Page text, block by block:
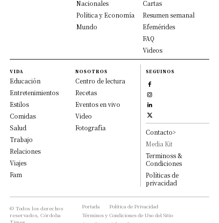
Nacionales
Política y Economía
Mundo
Cartas
Resumen semanal
Efemérides
FAQ
Videos
VIDA
Educación
Entretenimientos
Estilos
Comidas
Salud
Trabajo
Relaciones
Viajes
Fam
NOSOTROS
Centro de lectura
Recetas
Eventos en vivo
Video
Fotografía
SEGUINOS
Contacto>
Media Kit
Terminoss &
Condiciones
Políticas de
privacidad
© Todos los derechos
reservados, Córdoba
Portada
Política de Privacidad
Términos y Condiciones de Uso del Sitio